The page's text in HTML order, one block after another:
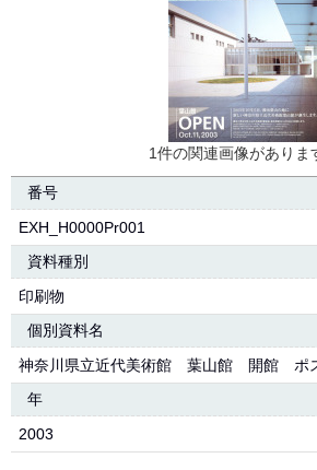
1件の関連画像がありま
番号
EXH_H0000Pr001
資料種別
印刷物
個別資料名
神奈川県立近代美術館 葉山館 開館 ポ
年
2003